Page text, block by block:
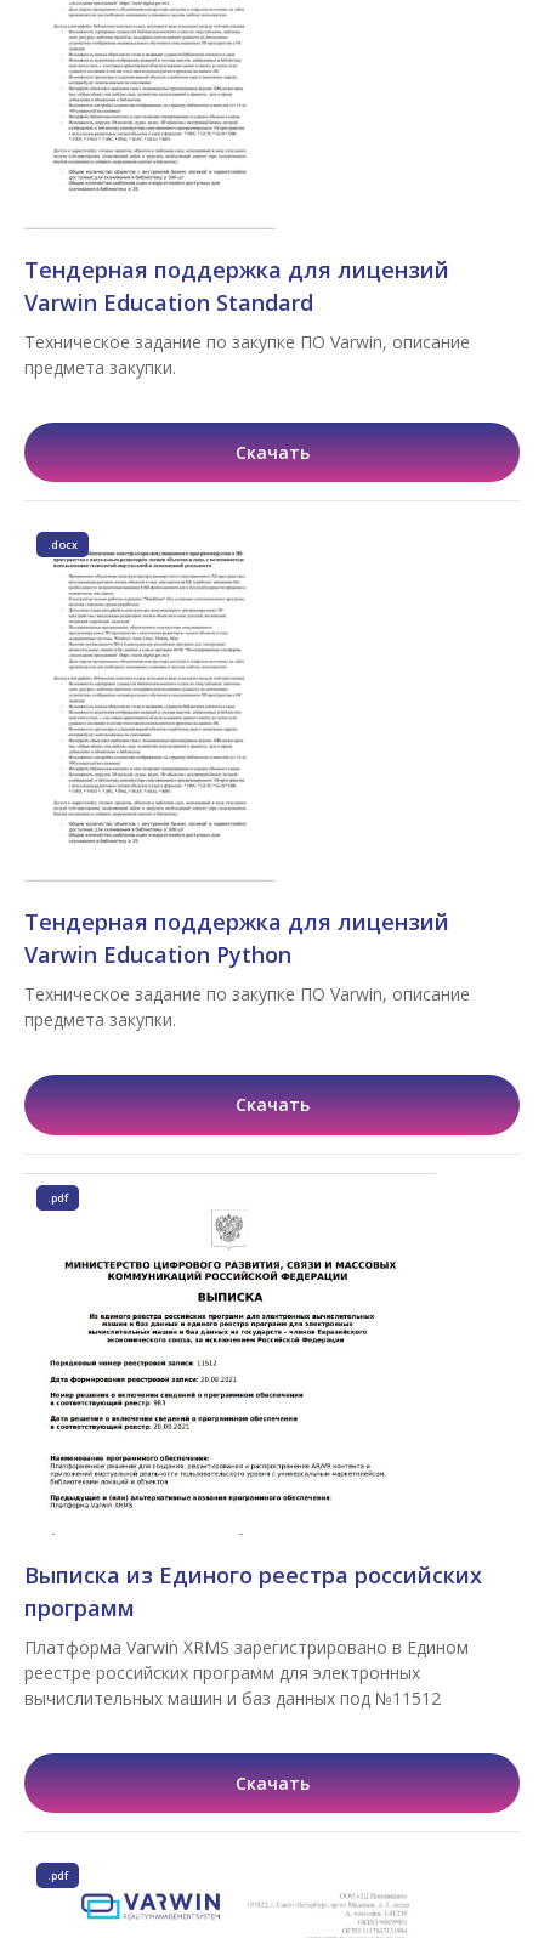
Тендерная поддержка для лицензий
Varwin Education Standard
Техническое задание по закупке ПО Varwin, описание
предмета закупки.
Скачать
.docx
Тендерная поддержка для лицензий
Varwin Education Python
Техническое задание по закупке ПО Varwin, описание
предмета закупки.
Скачать
.pdf
Выписка из Единого реестра российских
программ
Платформа Varwin XRMS зарегистрировано в Едином
реестре российских программ для электронных
вычислительных машин и баз данных под №11512
Скачать
.pdf